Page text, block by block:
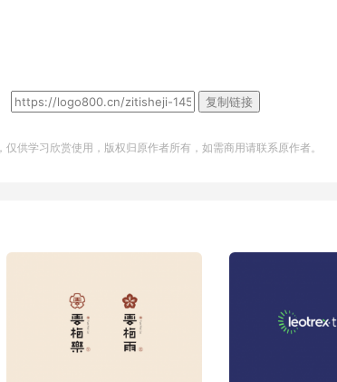
复制链接
仅供学习欣赏使用，版权归原作者所有，如需商用请联系原作者。